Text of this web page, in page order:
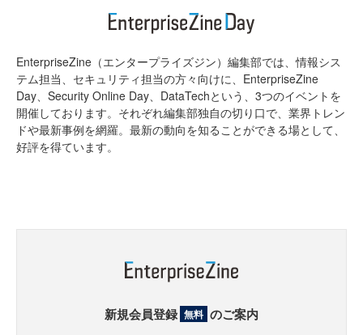
EnterpriseZine（エンタープライズジン）編集部では、情報シス
テム担当、セキュリティ担当の方々向けに、EnterpriseZine
Day、Security Online Day、DataTechという、3つのイベントを
開催しております。それぞれ編集部独自の切り口で、業界トレン
ドや最新事例を網羅。最新の動向を知ることができる場として、
好評を得ています。
新規会員登録 無料 のご案内